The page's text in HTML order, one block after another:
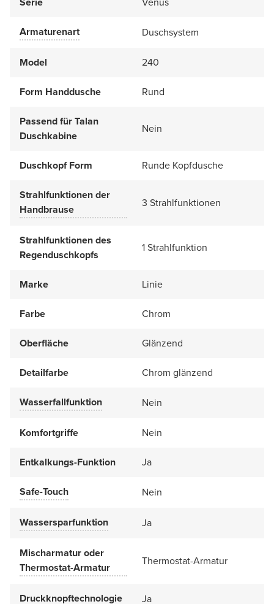
Armaturenart Duschsystem
Model 240
Form Handdusche Rund
Passend für Talan
Duschkabine
Nein
Duschkopf Form Runde Kopfdusche
Strahlfunktionen der
Handbrause
3 Strahlfunktionen
Strahlfunktionen des
Regenduschkopfs
1 Strahlfunktion
Marke Linie
Farbe Chrom
Oberfläche Glänzend
Detailfarbe Chrom glänzend
Wasserfallfunktion Nein
Komfortgriffe Nein
Entkalkungs-Funktion Ja
Safe-Touch Nein
Wassersparfunktion Ja
Mischarmatur oder
Thermostat-Armatur
Thermostat-Armatur
Druckknopftechnologie Ja